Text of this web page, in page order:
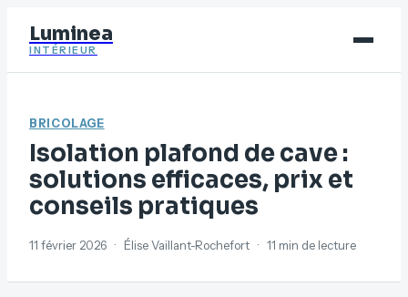
Luminea
INTÉRIEUR
Immobilier
Jardinage
BRICOLAGE
Isolation plafond de cave :
solutions efficaces, prix et
conseils pratiques
11 février 2026 · Élise Vaillant-Rochefort · 11 min de lecture